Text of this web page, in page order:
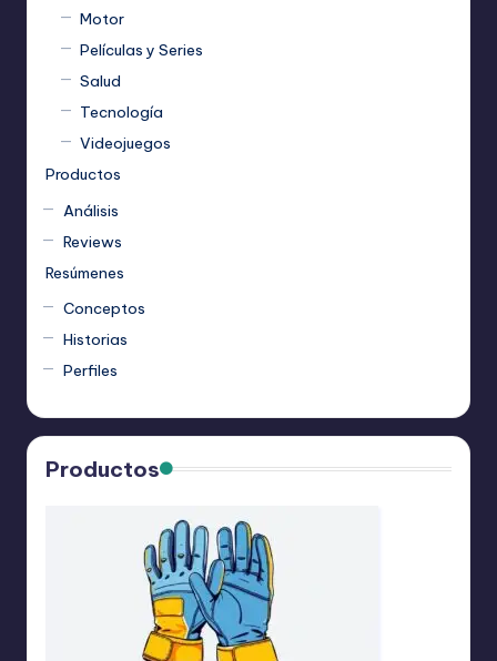
Motor
Películas y Series
Salud
Tecnología
Videojuegos
Productos
Análisis
Reviews
Resúmenes
Conceptos
Historias
Perfiles
Productos